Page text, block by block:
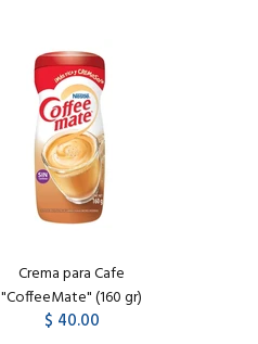
Crema para Cafe
"CoffeeMate" (160 gr)
$ 40.00